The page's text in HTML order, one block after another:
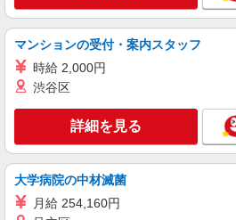
広島市安芸区
キープ
SOMPOヘルスサポート株式会社 全支援
保健師・管理栄養
報酬：出来高制 報酬額（消費税抜き）： ・事
業所一括面談(対面) 1
個別訪問(対面) 1件：
談 1件：1,500〜
【活動エリア】広
マンションの受付・案内スタッフ
時給 2,000円
渋谷区
詳細を見る
大学病院の中材滅菌
月給 254,160円